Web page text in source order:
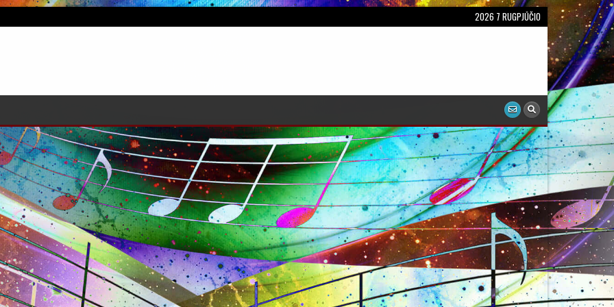
2026 7 RUGPJŪČIO